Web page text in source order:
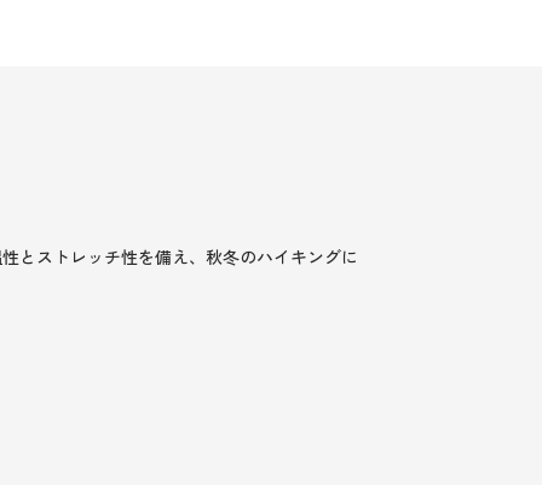
とストレッチ性を備え、秋冬のハイキングに